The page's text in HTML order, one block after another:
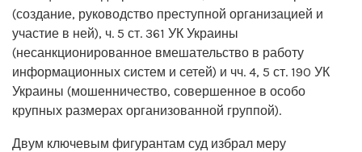
(создание, руководство преступной организацией и
участие в ней), ч. 5 ст. 361 УК Украины
(несанкционированное вмешательство в работу
информационных систем и сетей) и чч. 4, 5 ст. 190 УК
Украины (мошенничество, совершенное в особо
крупных размерах организованной группой).
Двум ключевым фигурантам суд избрал меру